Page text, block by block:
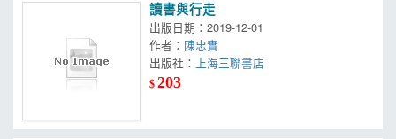
讀書與行走
出版日期：2019-12-01
作者： 陳忠實
出版社： 上海三聯書店
$203